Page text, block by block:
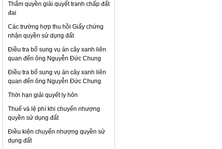
Thẩm quyền giải quyết tranh chấp đất
đai
Các trường hợp thu hồi Giấy chứng
nhận quyền sử dụng đất
Điều tra bổ sung vụ án cây xanh liên
quan đến ông Nguyễn Đức Chung
Điều tra bổ sung vụ án cây xanh liên
quan đến ông Nguyễn Đức Chung
Thời hạn giải quyết ly hôn
Thuế và lệ phí khi chuyển nhượng
quyền sử dụng đất
Điều kiện chuyển nhượng quyền sử
dụng đất